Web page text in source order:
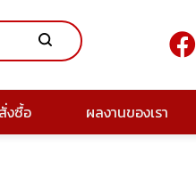
งซื้อ ผลงานของเรา